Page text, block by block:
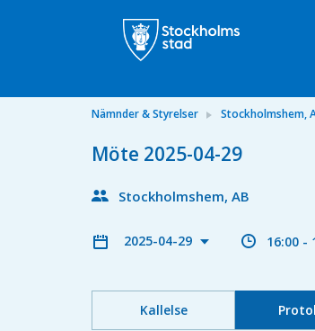
Nämnder & Styrelser Stockholmshem,
Möte 2025-04-29
Stockholmshem, AB
2025-04-29 16:00 -
Kallelse